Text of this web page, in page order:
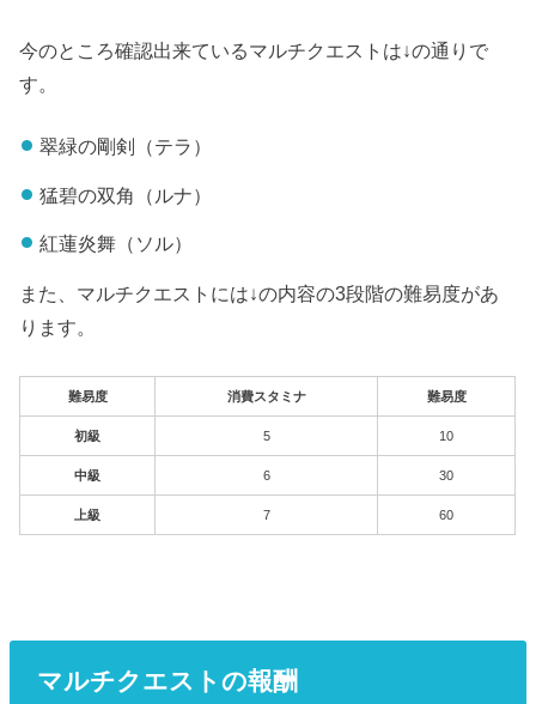
今のところ確認出来ているマルチクエストは↓の通りで
す。
翠緑の剛剣（テラ）
猛碧の双角（ルナ）
紅蓮炎舞（ソル）
また、マルチクエストには↓の内容の3段階の難易度があ
ります。
難易度 消費スタミナ 難易度
初級 5 10
中級 6 30
上級 7 60
マルチクエストの報酬